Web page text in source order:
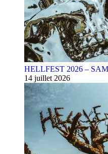
HELLFEST 2026 –
14 juillet 2026